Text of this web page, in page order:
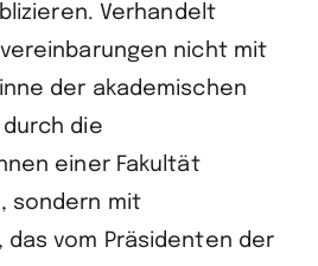
Verhandelt
nicht mit
der akademischen
die
einer Fakultät
sondern mit
das vom Präsidenten der